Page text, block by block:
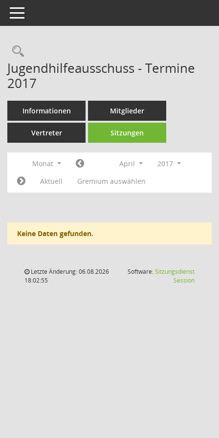
Toggle navigation
Rechercheauswahl
Jugendhilfeausschuss - Termine
2017
Informationen Mitglieder
Vertreter Sitzungen
Monat April
2017
Aktuell
Gremium auswählen
Keine Daten gefunden.
Letzte Änderung: 06.08.2026
18:02:55
Software:Sitzungsdienst
Session(Wird in